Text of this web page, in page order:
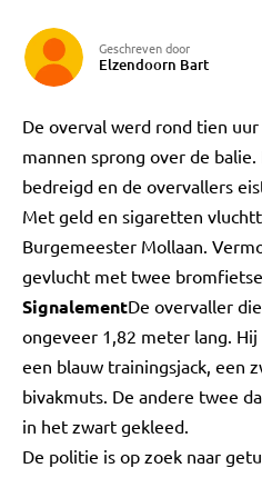
Geschreven door
Elzendoorn Bart
De overval werd rond tien
mannen sprong over de
bedreigd en de overvallers
Met geld en sigaretten
Burgemeester Mollaan.
gevlucht met twee
SignalementDe overvaller
ongeveer 1,82 meter lang.
een blauw trainingsjack, een
bivakmuts. De andere twee
in het zwart gekleed.
De politie is op zoek naar